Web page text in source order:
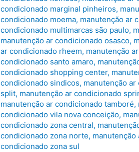
condicionado marginal pinheiros,
condicionado moema, manutenção ar
condicionado multimarcas são paulo,
manutenção ar condicionado osasco,
ar condicionado rheem, manutenção
condicionado santo amaro,
condicionado shopping center,
condicionado sindicos, manutenção
split, manutenção ar condicionado
manutenção ar condicionado tamboré,
condicionado vila nova conceição,
condicionado zona central,
condicionado zona norte, manutenção
condicionado zona sul